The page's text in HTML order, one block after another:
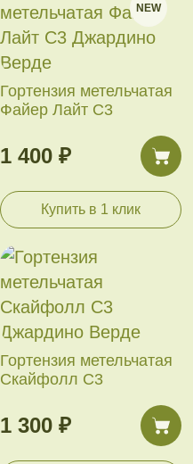
NEW
Гортензия метельчатая
Файер Лайт С3
1 400 ₽
Купить в 1 клик
Гортензия метельчатая
Скайфолл С3
1 300 ₽